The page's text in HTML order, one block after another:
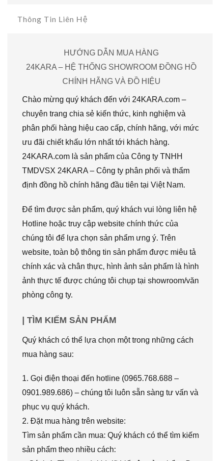
Thông Tin Liên Hệ
HƯỚNG DẪN MUA HÀNG
24KARA – HỆ THỐNG SHOWROOM ĐỒNG HỒ
CHÍNH HÃNG VÀ ĐỒ HIỆU
Chào mừng quý khách đến với 24KARA.com –
chuyên trang chia sẻ kiến thức, kinh nghiệm và
phân phối hàng hiệu cao cấp, chính hãng, với mức
ưu đãi chiết khấu lớn nhất tới khách hàng.
24KARA.com là sản phẩm của Công ty TNHH
TMDVSX 24KARA – Công ty phân phối và thẩm
định đồng hồ chính hãng đầu tiên tại Việt Nam.
Để tìm được sản phẩm, quý khách vui lòng liên hệ
Hotline hoặc truy cập website chính thức của
chúng tôi để lựa chọn sản phẩm ưng ý. Trên
website, toàn bộ thông tin sản phẩm được miêu tả
chính xác và chân thực, hình ảnh sản phẩm là hình
ảnh thực tế được chúng tôi chụp tại showroom/văn
phòng công ty.
| TÌM KIẾM SẢN PHẨM
Quý khách có thể lựa chọn một trong những cách
mua hàng sau:
1. Gọi điện thoại đến hotline (0965.768.688 –
0901.989.686) – chúng tôi luôn sẵn sàng tư vấn và
phục vụ quý khách.
2. Đặt mua hàng trên website:
Tìm sản phẩm cần mua: Quý khách có thể tìm kiếm
sản phẩm theo nhiều cách: